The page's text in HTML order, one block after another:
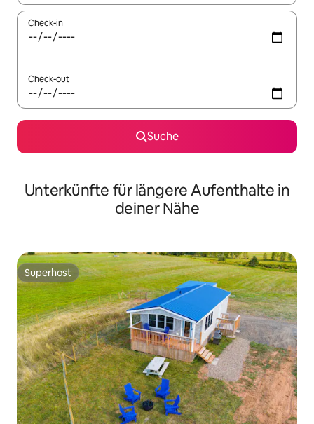
Check-in
Check-out
Suche
Unterkünfte für längere Aufenthalte in
deiner Nähe
Superhost
Superhost